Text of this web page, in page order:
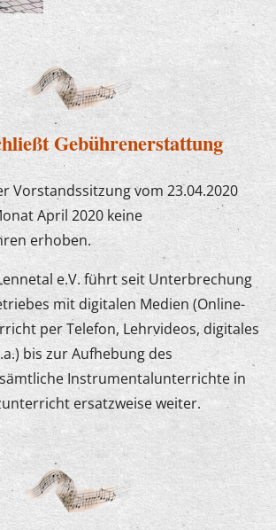
mit dem Kinderorchester
Gebührenerstattung
Vorstandssitzung vom 23.04.2020
April 2020 keine
erhoben.
e.V. führt seit Unterbrechung
mit digitalen Medien (Online-
per Telefon, Lehrvideos, digitales
bis zur Aufhebung des
Instrumentalunterrichte in
ersatzweise weiter.
beschließt